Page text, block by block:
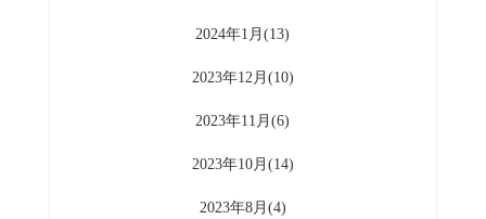
2024年1月(13)
2023年12月(10)
2023年11月(6)
2023年10月(14)
2023年8月(4)